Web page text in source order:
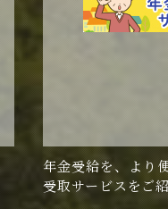
年金受給を、より
受取サービスをご紹